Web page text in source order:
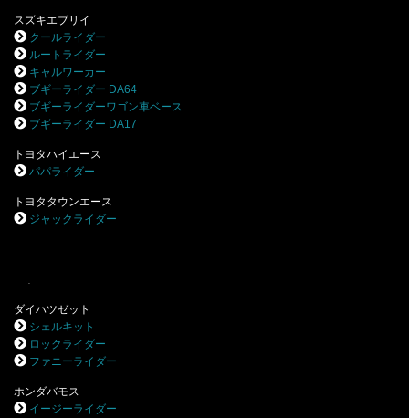
スズキエブリイ
クールライダー
ルートライダー
キャルワーカー
ブギーライダー DA64
ブギーライダーワゴン車ベース
ブギーライダー DA17
トヨタハイエース
パパライダー
トヨタタウンエース
ジャックライダー
ダイハツゼット
シェルキット
ロックライダー
ファニーライダー
ホンダバモス
イージーライダー